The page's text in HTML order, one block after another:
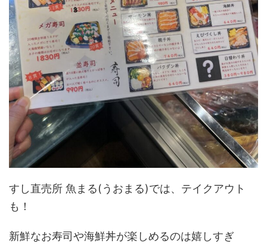
すし直売所 魚まる(うおまる)では、テイクアウト
も！
新鮮なお寿司や海鮮丼が楽しめるのは嬉しすぎ